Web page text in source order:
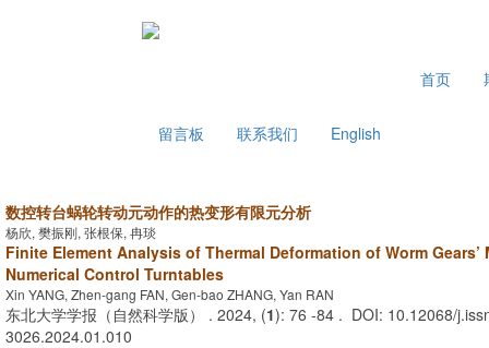
首页
留言板 联系我们 English
数控转台蜗轮转动元动作的热变形有限元分析
杨欣, 樊振刚, 张根保, 冉琰
Finite Element Analysis of Thermal Deformation of Worm
Numerical Control Turntables
Xin YANG, Zhen-gang FAN, Gen-bao ZHANG, Yan RAN
东北大学学报（自然科学版） . 2024, (1): 76 -84 . DOI: 10.12068/
3026.2024.01.010